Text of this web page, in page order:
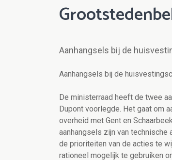
Aanhangsels bij de
Aanhangsels bij de
De ministerraad heeft de twee
Dupont voorlegde. Het gaat om
overheid met Gent en
aanhangsels zijn van
de prioriteiten van de acties te
rationeel mogelijk te gebruiken